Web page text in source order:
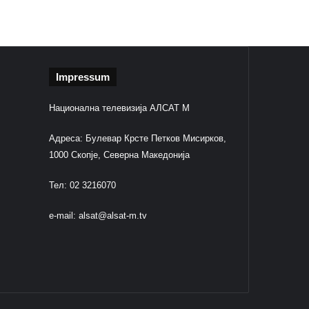
Impressum
Национална телевизија АЛСАТ М
Адреса: Булевар Крсте Петков Мисирков,
1000 Скопје, Северна Македонија
Тел: 02 3216070
e-mail: alsat@alsat-m.tv